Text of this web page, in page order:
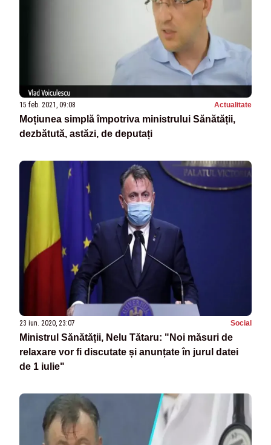
15 feb. 2021, 09:08 Actualitate
Moțiunea simplă împotriva ministrului Sănătății,
dezbătută, astăzi, de deputați
23 iun. 2020, 23:07 Social
Ministrul Sănătății, Nelu Tătaru: "Noi măsuri de
relaxare vor fi discutate și anunțate în jurul datei
de 1 iulie"